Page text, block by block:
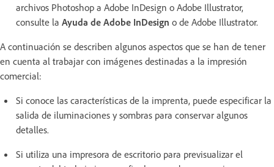
archivos Photoshop a Adobe InDesign o Adobe Illustrator,
consulte la Ayuda de Adobe InDesign o de Adobe Illustrator.
A continuación se describen algunos aspectos que se han de tener
en cuenta al trabajar con imágenes destinadas a la impresión
comercial:
Si conoce las características de la imprenta, puede especificar la
salida de iluminaciones y sombras para conservar algunos
detalles.
Si utiliza una impresora de escritorio para previsualizar el